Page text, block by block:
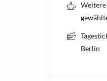
Weitere
Berlin